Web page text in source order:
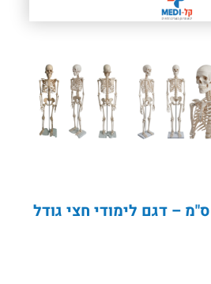
שלד גוף אדם 85 ס"מ – דגם לימודי חצי גודל